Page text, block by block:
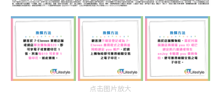
点击图片放大